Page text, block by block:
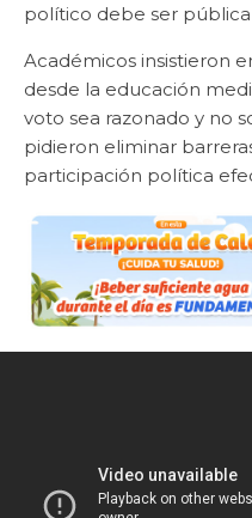
político debe ser
Académicos insistieron
desde la educación
voto sea razonado y no
pidieron eliminar
participación política